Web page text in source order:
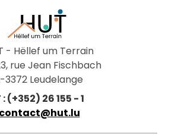
- Hëllef um Terrain
rue Jean Fischbach
3372 Leudelange
: (+352) 26 155 - 1
contact@hut.lu